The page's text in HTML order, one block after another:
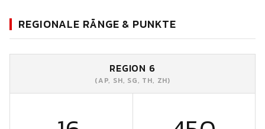
REGIONALE RÄNGE & PUNKTE
REGION 6
(AP, SH, SG, TH, ZH)